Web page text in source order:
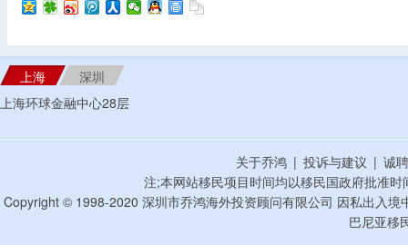
上海
深圳
上海环球金融中心28层
关于乔鸿 | 投诉与建议 | 诚
注;本网站移民项目时间均以移民国政府批准
Copyright © 1998-2020 深圳市乔鸿海外投资顾问有限公司 因私出入
巴尼亚移